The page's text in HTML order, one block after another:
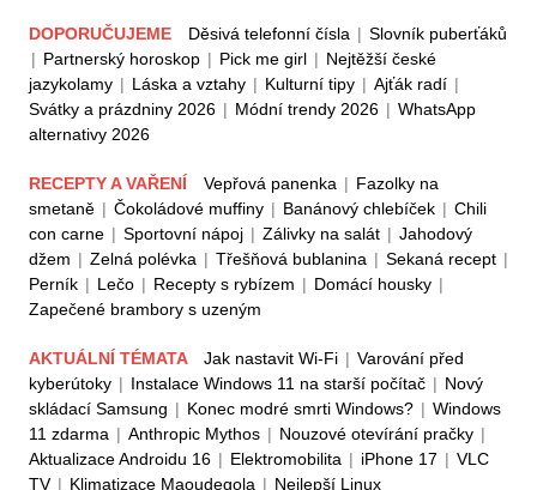
DOPORUČUJEME Děsivá telefonní čísla | Slovník puberťáků
| Partnerský horoskop | Pick me girl | Nejtěžší české
jazykolamy | Láska a vztahy | Kulturní tipy | Ajťák radí |
Svátky a prázdniny 2026 | Módní trendy 2026 | WhatsApp
alternativy 2026
RECEPTY A VAŘENÍ Vepřová panenka | Fazolky na
smetaně | Čokoládové muffiny | Banánový chlebíček | Chili
con carne | Sportovní nápoj | Zálivky na salát | Jahodový
džem | Zelná polévka | Třešňová bublanina | Sekaná recept |
Perník | Lečo | Recepty s rybízem | Domácí housky |
Zapečené brambory s uzeným
AKTUÁLNÍ TÉMATA Jak nastavit Wi-Fi | Varování před
kyberútoky | Instalace Windows 11 na starší počítač | Nový
skládací Samsung | Konec modré smrti Windows? | Windows
11 zdarma | Anthropic Mythos | Nouzové otevírání pračky |
Aktualizace Androidu 16 | Elektromobilita | iPhone 17 | VLC
TV | Klimatizace Maoudegola | Nejlepší Linux